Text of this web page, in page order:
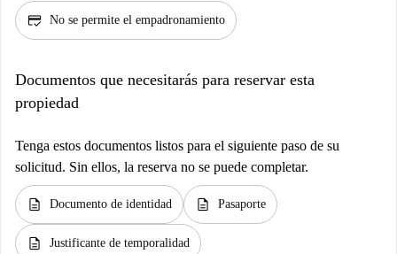
credit_score No se permite el empadronamiento
Documentos que necesitarás para reservar esta
propiedad
Tenga estos documentos listos para el siguiente paso de su
solicitud. Sin ellos, la reserva no se puede completar.
description Documento de identidad description Pasaporte
description Justificante de temporalidad